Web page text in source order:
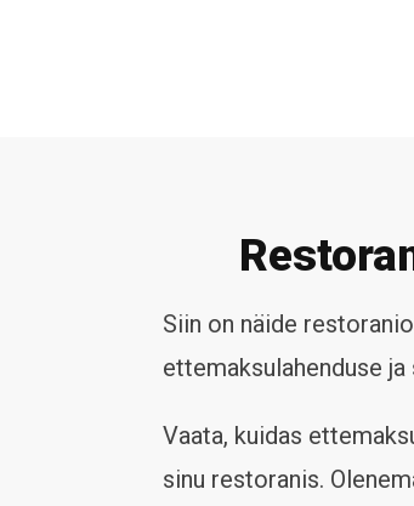
Siin on näide
ettemaksulahenduse
Vaata, kuidas
sinu restoranis.